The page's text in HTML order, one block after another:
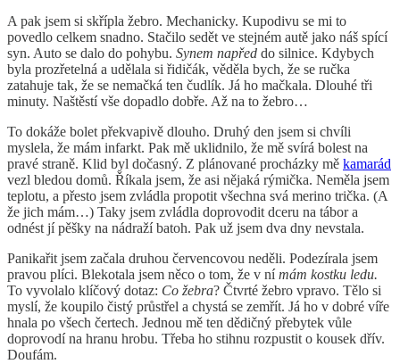
A pak jsem si skřípla žebro. Mechanicky. Kupodivu se mi to
povedlo celkem snadno. Stačilo sedět ve stejném autě jako náš spící
syn. Auto se dalo do pohybu. Synem napřed do silnice. Kdybych
byla prozřetelná a udělala si řidičák, věděla bych, že se ručka
zatahuje tak, že se nemačká ten čudlík. Já ho mačkala. Dlouhé tři
minuty. Naštěstí vše dopadlo dobře. Až na to žebro…
To dokáže bolet překvapivě dlouho. Druhý den jsem si chvíli
myslela, že mám infarkt. Pak mě uklidnilo, že mě svírá bolest na
pravé straně. Klid byl dočasný. Z plánované procházky mě kamarád
vezl bledou domů. Říkala jsem, že asi nějaká rýmička. Neměla jsem
teplotu, a přesto jsem zvládla propotit všechna svá merino trička. (A
že jich mám…) Taky jsem zvládla doprovodit dceru na tábor a
odnést jí pěšky na nádraží batoh. Pak už jsem dva dny nevstala.
Panikařit jsem začala druhou červencovou neděli. Podezírala jsem
pravou plíci. Blekotala jsem něco o tom, že v nímám kostku ledu.
To vyvolalo klíčový dotaz: Co žebra? Čtvrté žebro vpravo. Tělo si
myslí, že koupilo čistý průstřel a chystá se zemřít. Já ho v dobré víře
hnala po všech čertech. Jednou mě ten dědičný přebytek vůle
doprovodí na hranu hrobu. Třeba ho stihnu rozpustit o kousek dřív.
Doufám.